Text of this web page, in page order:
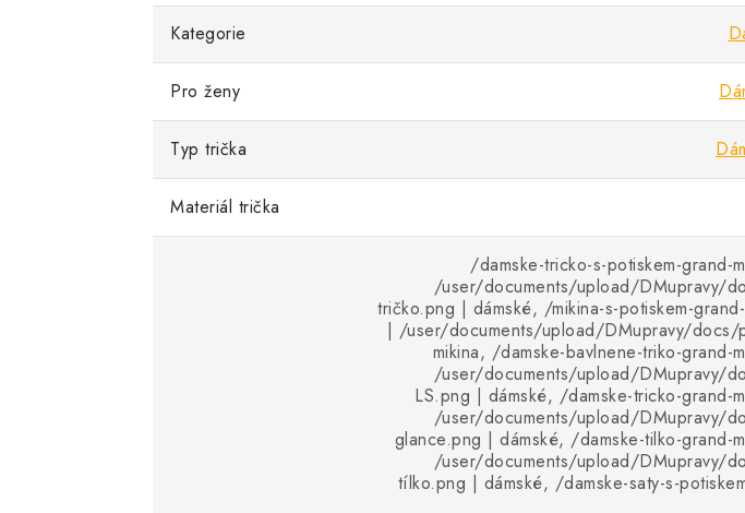
Kategorie
Pro ženy
Typ trička
Materiál trička
/damske-tricko-s-potiskem-grand-
/user/documents/upload/DMupravy/
tričko.png | dámské, /mikina-s-potiskem-
| /user/documents/upload/DMupravy/docs/
mikina, /damske-bavlnene-triko-grand-
/user/documents/upload/DMupravy/
LS.png | dámské, /damske-tricko-grand-
/user/documents/upload/DMupravy/
glance.png | dámské, /damske-tilko-grand-
/user/documents/upload/DMupravy/
tílko.png | dámské, /damske-saty-s-